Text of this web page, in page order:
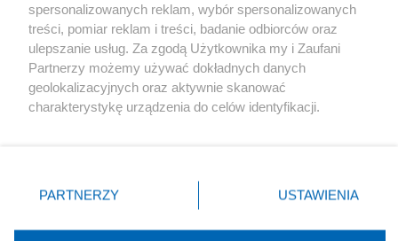
X Facebook Instagram Youtube
spersonalizowanych reklam, wybór spersonalizowanych
treści, pomiar reklam i treści, badanie odbiorców oraz
ulepszanie usług. Za zgodą Użytkownika my i Zaufani
Partnerzy możemy używać dokładnych danych
geolokalizacyjnych oraz aktywnie skanować
charakterystykę urządzenia do celów identyfikacji.
zmienić/wycofać klikając przycisk ustawień prywatności
znajdujący się w lewym dolnym rogu strony
rodzaje przetwarzania danych nie wymagają zgody
PARTNERZY USTAWIENIA